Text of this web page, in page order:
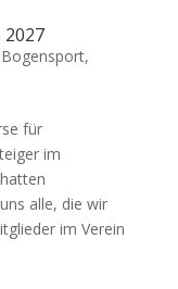
Bogensport,
für
im
alle, die wir
im Verein